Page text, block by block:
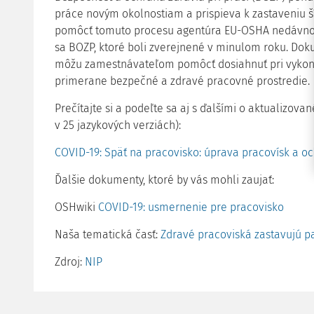
práce novým okolnostiam a prispieva k zastaveniu
pomôcť tomuto procesu agentúra EU-OSHA
sa BOZP, ktoré boli zverejnené v minulom roku.
môžu zamestnávateľom pomôcť dosiahnuť pri
primerane bezpečné a zdravé pracovné prostredie.
Prečítajte si a podeľte sa aj s ďalšími o
v 25 jazykových verziách):
COVID-19: Späť na pracovisko: úprava pracovísk a
Ďalšie dokumenty, ktoré by vás mohli zaujať:
OSHwiki COVID-19: usmernenie pre pracovisko
Naša tematická časť: Zdravé pracoviská zastavujú
Zdroj: NIP